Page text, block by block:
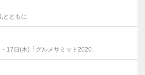
とともに
17日(木)「グルメサミット2020」